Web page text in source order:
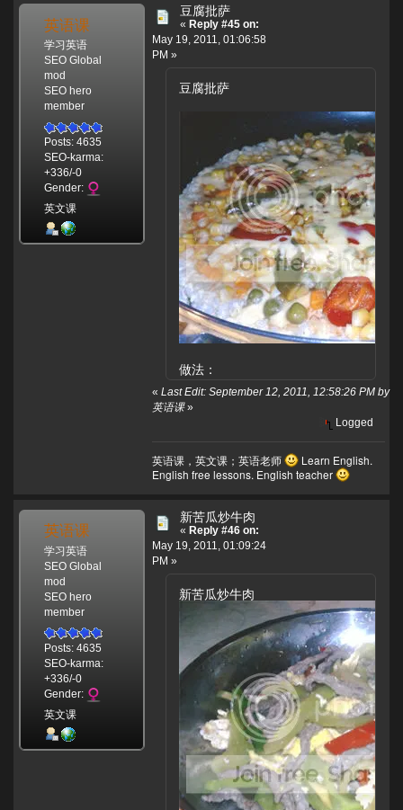
英语课
学习英语
SEO Global
mod
SEO hero
member
Posts: 4635
SEO-karma:
+336/-0
Gender:
英文课
豆腐批萨
« Reply #45 on:
May 19, 2011, 01:06:58
PM »
豆腐批萨
做法：
« Last Edit: September 12, 2011, 12:58:26 PM by
英语课»
Logged
英语课，英文课；英语老师
Learn English.
English free lessons. English teacher
英语课
学习英语
SEO Global
mod
SEO hero
member
Posts: 4635
SEO-karma:
+336/-0
Gender:
英文课
新苦瓜炒牛肉
« Reply #46 on:
May 19, 2011, 01:09:24
PM »
新苦瓜炒牛肉